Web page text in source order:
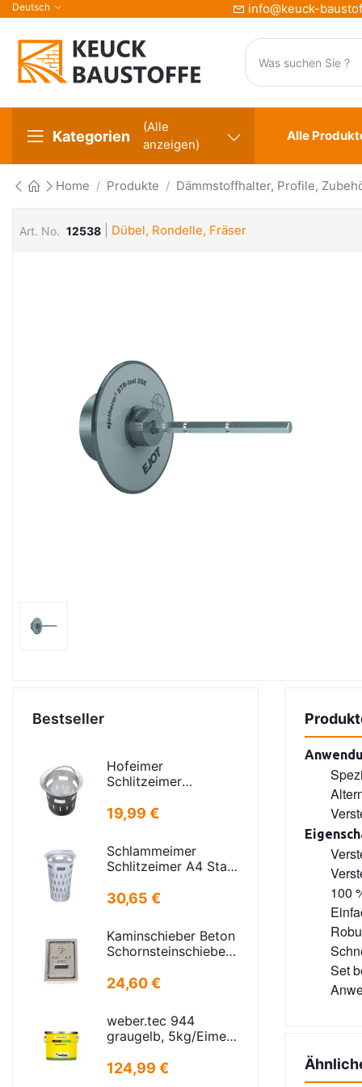
Deutsch info@keuck-
Kategorien
(Alle
anzeigen)
Alle
Home Produkte Dämmstoffhalter, Profile,
Art. No. 12538 Dübel, Rondelle, Fräser
Bestseller
Hofeimer
Schlitzeimer
kurz
19,99 €
Schlammeimer
Schlitzeimer A4 Stahl
H=600mm
D=385mm
30,65 €
Kaminschieber Beton
Schornsteinschieber
Rahmenmaß:
21x30cm Deckel:
16,5x24,5cm
24,60 €
weber.tec 944
graugelb, 5kg/Eimer
124,99 €
100
Set